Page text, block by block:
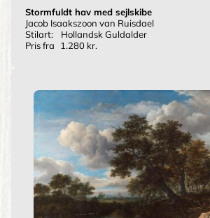
Stormfuldt hav med sejlskibe
Jacob Isaakszoon van Ruisdael
Stilart:
Hollandsk Guldalder
Pris fra
1.280 kr.